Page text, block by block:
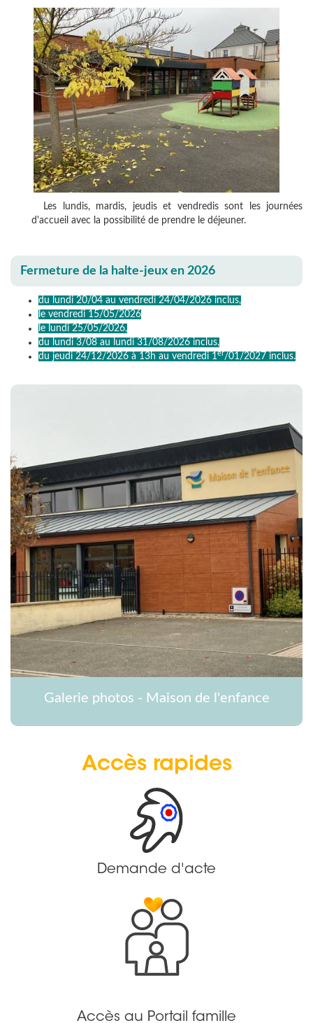
Les lundis, mardis, jeudis et vendredis sont les journées
d'accueil avec la possibilité de prendre le déjeuner.
Fermeture de la halte-jeux en 2026
du lundi 20/04 au vendredi 24/04/2026 inclus,
le vendredi 15/05/2026
le lundi 25/05/2026,
du lundi 3/08 au lundi 31/08/2026 inclus,
du jeudi 24/12/2026 à 13h au vendredi 1er/01/2027 inclus.
Galerie photos - Maison de l'enfance
Accès rapides
Demande d'acte
Accès au Portail famille